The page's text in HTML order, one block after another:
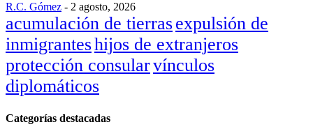
R.C. Gómez - 2 agosto, 2026
acumulación de tierrasexpulsión de
inmigranteshijos de extranjeros
protección consularvínculos
diplomáticos
Categorías destacadas